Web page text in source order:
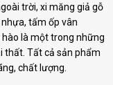
trời, xi măng giả gỗ
tấm ốp vân
hào là một trong những
thất. Tất cả sản phẩm
chất lượng.